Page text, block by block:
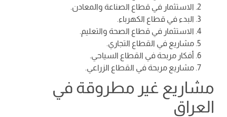
الاستثمار في قطاع الصناعة والمعادن.
البدء في قطاع الكهرباء.
الاستثمار في قطاع الصحة والتعليم.
مشاريع في القطاع التجاري.
أفكار مربحة في القطاع السياحي.
مشاريع مربحة في القطاع الزراعي.
مشاريع غير مطروقة في
العراق